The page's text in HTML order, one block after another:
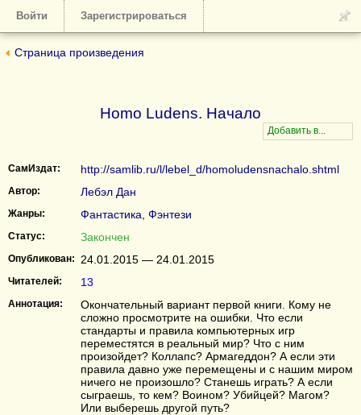
Войти Зарегистрироваться
Страница произведения
Homo Ludens. Начало
СамИздат: http://samlib.ru/l/lebel_d/homoludensnachalo.shtml
Автор: Лебэл Дан
Жанры: Фантастика Фэнтези
Статус: Закончен
Опубликован: 24.01.2015 — 24.01.2015
Читателей: 13
Аннотация:
Окончательный вариант первой книги. Кому не
сложно просмотрите на ошибки. Что если
стандарты и правила компьютерных игр
переместятся в реальный мир? Что с ним
произойдет? Коллапс? Армагеддон? А если эти
правила давно уже перемещены и с нашим миром
ничего не произошло? Станешь играть? А если
сыграешь, то кем? Воином? Убийцей? Магом?
Или выберешь другой путь?